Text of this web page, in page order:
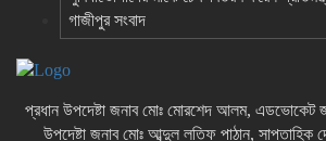
গাজীপুর সংবাদ
প্রধান উপদেষ্টা জনাব মোঃ মোরশেদ আলম,
উপদেষ্টা জনাব মোঃ আব্দুল লতিফ পাঠান, সাপ্তাহিক